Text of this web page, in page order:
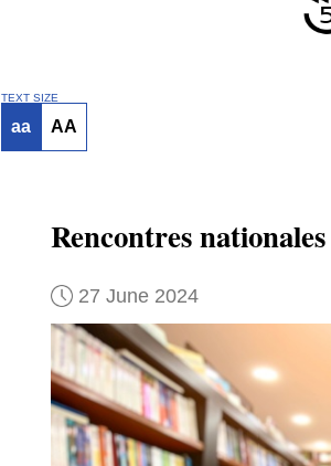
TEXT SIZE
aa AA
Rencontres
27 June 2024